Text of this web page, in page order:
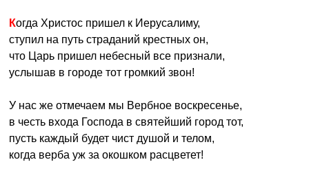
Когда Христос пришел к Иерусалиму,
ступил на путь страданий крестных он,
что Царь пришел небесный все признали,
услышав в городе тот громкий звон!
У нас же отмечаем мы Вербное воскресенье,
в честь входа Господа в святейший город тот,
пусть каждый будет чист душой и телом,
когда верба уж за окошком расцветет!